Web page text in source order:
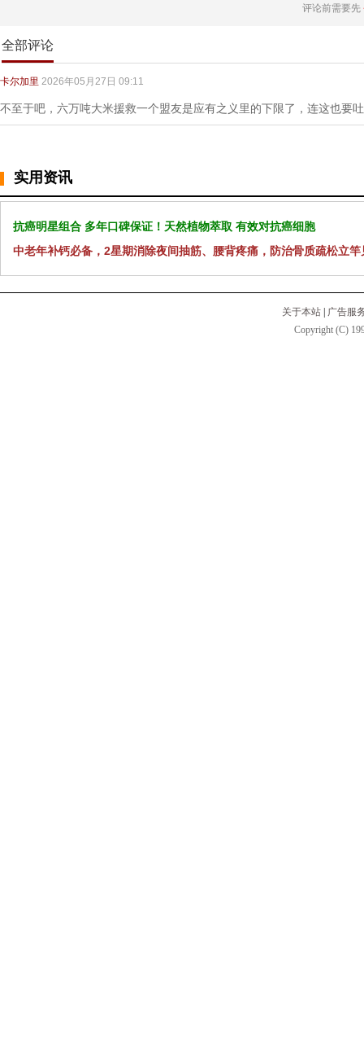
评论前需要先
全部评论
卡尔加里 2026年05月27日 09:11
不至于吧，六万吨大米援救一个盟友是应有之义里的下限了，连这也要
实用资讯
抗癌明星组合 多年口碑保证！天然植物萃取 有效对抗癌细胞
中老年补钙必备，2星期消除夜间抽筋、腰背疼痛，防治骨质疏松立竿
关于本站
广告服
Copyright (C)